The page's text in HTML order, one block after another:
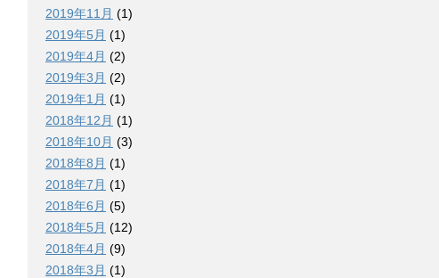
2019年11月 (1)
2019年5月 (1)
2019年4月 (2)
2019年3月 (2)
2019年1月 (1)
2018年12月 (1)
2018年10月 (3)
2018年8月 (1)
2018年7月 (1)
2018年6月 (5)
2018年5月 (12)
2018年4月 (9)
2018年3月 (1)